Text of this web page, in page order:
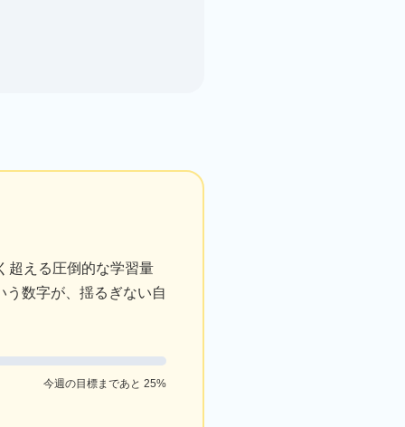
超える圧倒的な学習量
数字が、揺るぎない自
今週の目標まであと 25%